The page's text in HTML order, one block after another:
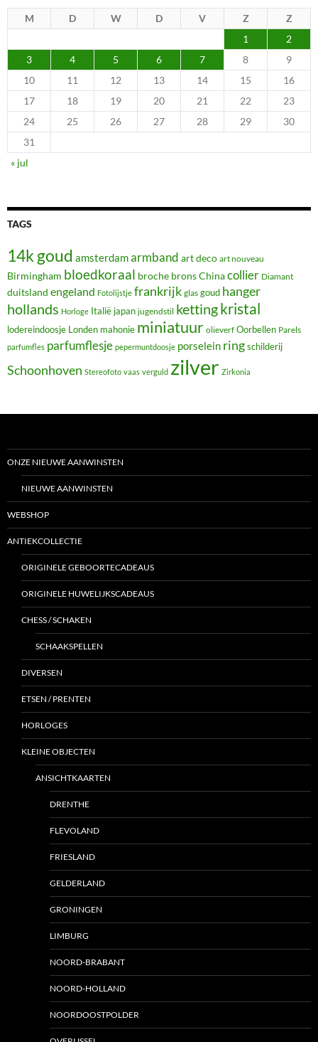
M D W D V Z
Z
1
2
3
4 5 6 7 8
9
10
11 12 13 14 15
16
17
18 19 20 21 22
23
24
25 26 27 28 29
30
31
« jul
TAGS
14k goud amsterdamarmband art deco art nouveau
Birmingham bloedkoraal broche bronsChinacollier Diamant
duitsland engeland Fotolijstje frankrijk glas goud hanger
hollands Horloge Italië japan jugendstil kettingkristal
lodereindoosje Londen mahonie miniatuur olieverf Oorbellen Parels
parfumfles parfumflesje pepermuntdoosje porselein ringschilderij
Schoonhoven Stereofoto vaas verguld zilver Zirkonia
ONZE NIEUWE AANWINSTEN
NIEUWE AANWINSTEN
WEBSHOP
ANTIEKCOLLECTIE
ORIGINELE GEBOORTECADEAUS
ORIGINELE HUWELIJKSCADEAUS
CHESS / SCHAKEN
SCHAAKSPELLEN
DIVERSEN
ETSEN / PRENTEN
HORLOGES
KLEINE OBJECTEN
ANSICHTKAARTEN
DRENTHE
FLEVOLAND
FRIESLAND
GELDERLAND
GRONINGEN
LIMBURG
NOORD-BRABANT
NOORD-HOLLAND
NOORDOOSTPOLDER